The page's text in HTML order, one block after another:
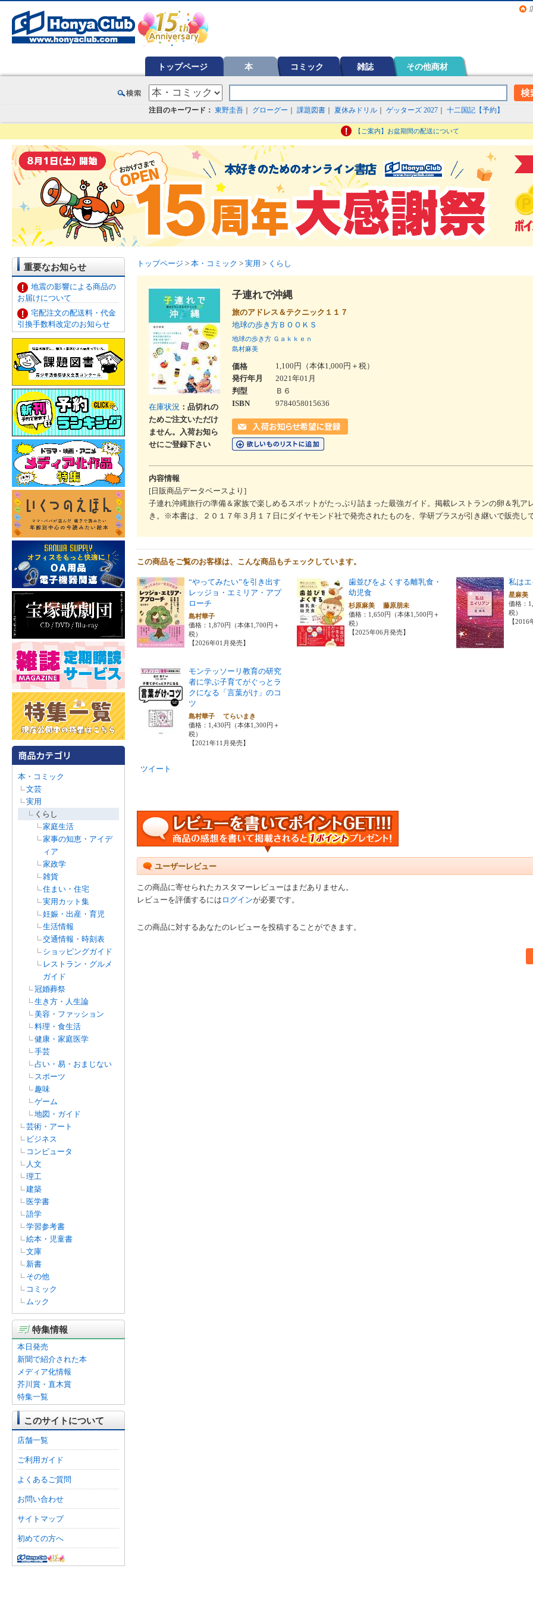
トップページ 本 コミック 雑誌 その他商材
注目のキーワード： 東野圭吾 グローグー 課題図書 夏休みドリル ゲッターズ 2027 十二国記【予約】
【ご案内】お盆期間の配送について
重要なお知らせ
地震の影響による商品の
お届けについて
宅配注文の配送料・代金
引換手数料改定のお知らせ
本・コミック
文芸
実用
くらし
家庭生活
家事の知恵・アイデ
ィア
家政学
雑貨
住まい・住宅
実用カット集
妊娠・出産・育児
生活情報
交通情報・時刻表
ショッピングガイド
レストラン・グルメ
ガイド
冠婚葬祭
生き方・人生論
美容・ファッション
料理・食生活
健康・家庭医学
手芸
占い・易・おまじない
スポーツ
趣味
ゲーム
地図・ガイド
芸術・アート
ビジネス
コンピュータ
人文
理工
建築
医学書
語学
学習参考書
絵本・児童書
文庫
新書
その他
コミック
ムック
特集情報
本日発売
新聞で紹介された本
メディア化情報
芥川賞・直木賞
特集一覧
このサイトについて
店舗一覧
ご利用ガイド
よくあるご質問
お問い合わせ
サイトマップ
初めての方へ
トップページ > 本・コミック > 実用 > くらし
在庫状況 ：品切れの
ためご注文いただけ
ません。入荷お知ら
せにご登録下さい
子連れで沖縄
旅のアドレス＆テクニック１１７
地球の歩き方ＢＯＯＫＳ
地球の歩き方 Ｇａｋｋｅｎ
島村麻美
価格
1,100円（本体1,000円＋税）
発行年月
2021年01月
判型
Ｂ６
ISBN
9784058015636
内容情報
[日販商品データベースより]
子連れ沖縄旅行の準備＆家族で楽しめるスポットがたっぷり詰まった最強ガイド。掲載レストランの卵＆乳ア
き。※本書は、２０１７年３月１７日にダイヤモンド社で発売されたものを、学研プラスが引き継いで販売し
この商品をご覧のお客様は、こんな商品もチェックしています。
“やってみたい”を引き出す
レッジョ・エミリア・アプ
ローチ
島村華子
価格：1,870円（本体1,700円＋
税）
【2026年01月発売】
歯並びをよくする離乳食・
幼児食
杉原麻美 藤原朋未
価格：1,650円（本体1,500円＋
税）
【2025年06月発売】
私は
星麻美
価格：
税）
【2016
モンテッソーリ教育の研究
者に学ぶ子育てがぐっとラ
クになる「言葉がけ」のコ
ツ
島村華子 てらいまき
価格：1,430円（本体1,300円＋
税）
【2021年11月発売】
ツイート
ユーザーレビュー
この商品に寄せられたカスタマーレビューはまだありません。
レビューを評価するには ログインが必要です。
この商品に対するあなたのレビューを投稿することができます。